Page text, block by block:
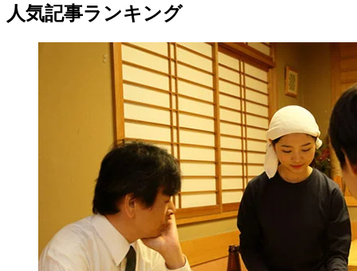
人気記事ランキング